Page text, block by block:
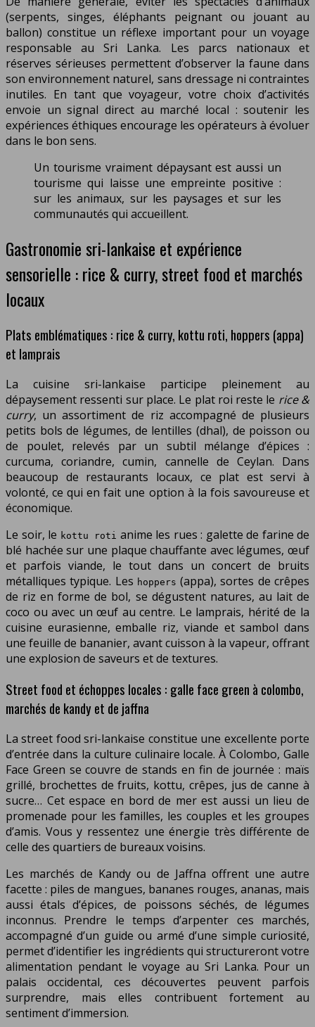
(serpents, singes, éléphants peignant ou jouant au
ballon) constitue un réflexe important pour un voyage
responsable au Sri Lanka. Les parcs nationaux et
réserves sérieuses permettent d’observer la faune dans
son environnement naturel, sans dressage ni contraintes
inutiles. En tant que voyageur, votre choix d’activités
envoie un signal direct au marché local : soutenir les
expériences éthiques encourage les opérateurs à évoluer
dans le bon sens.
Un tourisme vraiment dépaysant est aussi un
tourisme qui laisse une empreinte positive :
sur les animaux, sur les paysages et sur les
communautés qui accueillent.
Gastronomie sri-lankaise et expérience
sensorielle : rice & curry, street food et marchés
locaux
Plats emblématiques : rice & curry, kottu roti, hoppers (appa)
et lamprais
La cuisine sri-lankaise participe pleinement au
dépaysement ressenti sur place. Le plat roi reste le rice &
curry, un assortiment de riz accompagné de plusieurs
petits bols de légumes, de lentilles (dhal), de poisson ou
de poulet, relevés par un subtil mélange d’épices :
curcuma, coriandre, cumin, cannelle de Ceylan. Dans
beaucoup de restaurants locaux, ce plat est servi à
volonté, ce qui en fait une option à la fois savoureuse et
économique.
Le soir, le kottu roti anime les rues : galette de farine de
blé hachée sur une plaque chauffante avec légumes, œuf
et parfois viande, le tout dans un concert de bruits
métalliques typique. Les hoppers (appa), sortes de crêpes
de riz en forme de bol, se dégustent natures, au lait de
coco ou avec un œuf au centre. Le lamprais, hérité de la
cuisine eurasienne, emballe riz, viande et sambol dans
une feuille de bananier, avant cuisson à la vapeur, offrant
une explosion de saveurs et de textures.
Street food et échoppes locales : galle face green à colombo,
marchés de kandy et de jaffna
La street food sri-lankaise constitue une excellente porte
d’entrée dans la culture culinaire locale. À Colombo, Galle
Face Green se couvre de stands en fin de journée : maïs
grillé, brochettes de fruits, kottu, crêpes, jus de canne à
sucre… Cet espace en bord de mer est aussi un lieu de
promenade pour les familles, les couples et les groupes
d’amis. Vous y ressentez une énergie très différente de
celle des quartiers de bureaux voisins.
Les marchés de Kandy ou de Jaffna offrent une autre
facette : piles de mangues, bananes rouges, ananas, mais
aussi étals d’épices, de poissons séchés, de légumes
inconnus. Prendre le temps d’arpenter ces marchés,
accompagné d’un guide ou armé d’une simple curiosité,
permet d’identifier les ingrédients qui structureront votre
alimentation pendant le voyage au Sri Lanka. Pour un
palais occidental, ces découvertes peuvent parfois
surprendre, mais elles contribuent fortement au
sentiment d’immersion.